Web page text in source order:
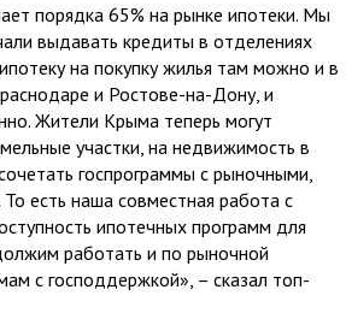
порядка 65% на рынке ипотеки. Мы
выдавать кредиты в отделениях
на покупку жилья там можно и в
и Ростове-на-Дону, и
Жители Крыма теперь могут
участки, на недвижимость в
госпрограммы с рыночными,
есть наша совместная работа с
ипотечных программ для
работать и по рыночной
с господдержкой», – сказал топ-